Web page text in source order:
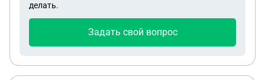
делать.
Задать свой вопрос